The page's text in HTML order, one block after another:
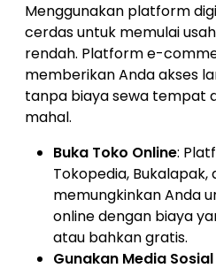
Menggunakan platform
cerdas untuk memulai
rendah. Platform e-
memberikan Anda akses
tanpa biaya sewa tempat
mahal.
Buka Toko Online:
Tokopedia, Bukalapak,
memungkinkan Anda
online dengan biaya
atau bahkan gratis.
Gunakan Media